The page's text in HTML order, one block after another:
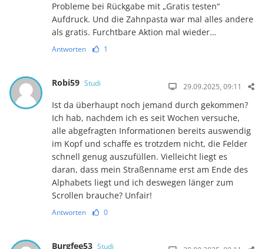
Probleme bei Rückgabe mit „Gratis testen“
Aufdruck. Und die Zahnpasta war mal alles andere
als gratis. Furchtbare Aktion mal wieder…
Antworten 1
Robi59 Studi 29.09.2025, 09:11
Ist da überhaupt noch jemand durch gekommen?
Ich hab, nachdem ich es seit Wochen versuche,
alle abgefragten Informationen bereits auswendig
im Kopf und schaffe es trotzdem nicht, die Felder
schnell genug auszufüllen. Vielleicht liegt es
daran, dass mein Straßenname erst am Ende des
Alphabets liegt und ich deswegen länger zum
Scrollen brauche? Unfair!
Antworten 0
Burgfee53 Studi